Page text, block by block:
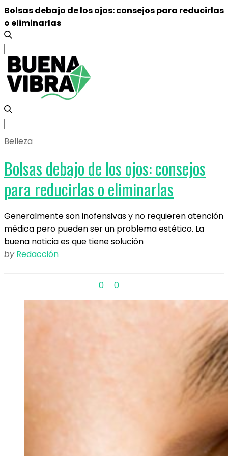
Bolsas debajo de los ojos: consejos para reducirlas
o eliminarlas
Search
for:
Search
Belleza
Bolsas debajo de los ojos: consejos
para reducirlas o eliminarlas
Generalmente son inofensivas y no requieren atención
médica pero pueden ser un problema estético. La
buena noticia es que tiene solución
by Redacción
0 0